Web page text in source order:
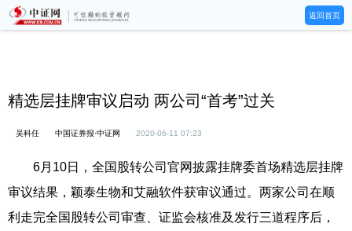
返回首页
精选层挂牌审议启动 两公司“首考”过关
吴科任 中国证券报·中证网 2020-06-11 07:23
6月10日，全国股转公司官网披露挂牌委首场精选层挂牌
审议结果，颖泰生物和艾融软件获审议通过。两家公司在顺
利走完全国股转公司审查、证监会核准及发行三道程序后，